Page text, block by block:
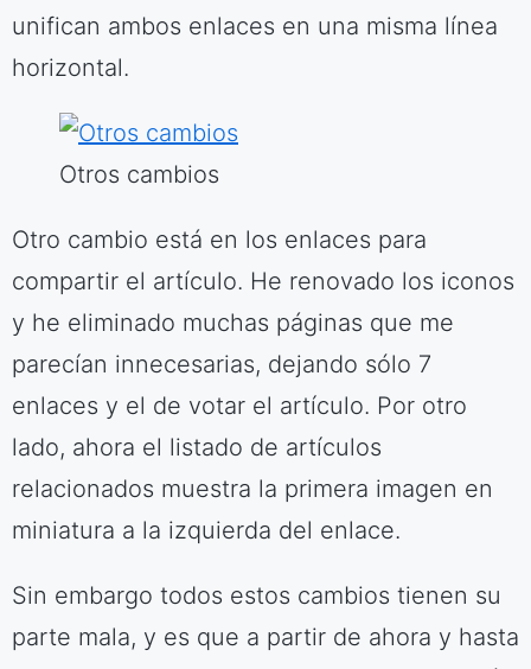
unifican ambos enlaces en una misma línea
horizontal.
Otros cambios
Otro cambio está en los enlaces para
compartir el artículo. He renovado los iconos
y he eliminado muchas páginas que me
parecían innecesarias, dejando sólo 7
enlaces y el de votar el artículo. Por otro
lado, ahora el listado de artículos
relacionados muestra la primera imagen en
miniatura a la izquierda del enlace.
Sin embargo todos estos cambios tienen su
parte mala, y es que a partir de ahora y hasta